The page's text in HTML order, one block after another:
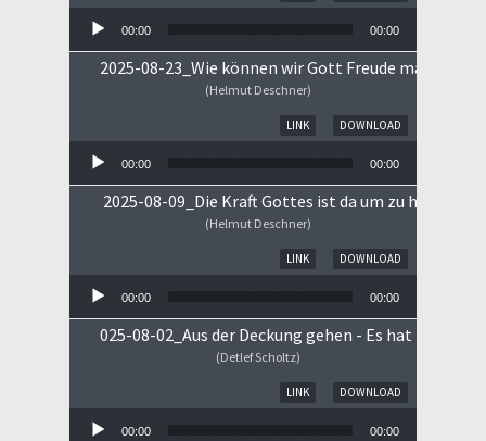
00:00 00:00
2025-08-23_Wie können wir Gott Freude machen
(Helmut Deschner)
DOWNLOAD
LINK
00:00 00:00
2025-08-09_Die Kraft Gottes ist da um zu heilen!
(Helmut Deschner)
DOWNLOAD
LINK
00:00 00:00
025-08-02_Aus der Deckung gehen - Es hat
(Detlef Scholtz)
DOWNLOAD
LINK
00:00 00:00